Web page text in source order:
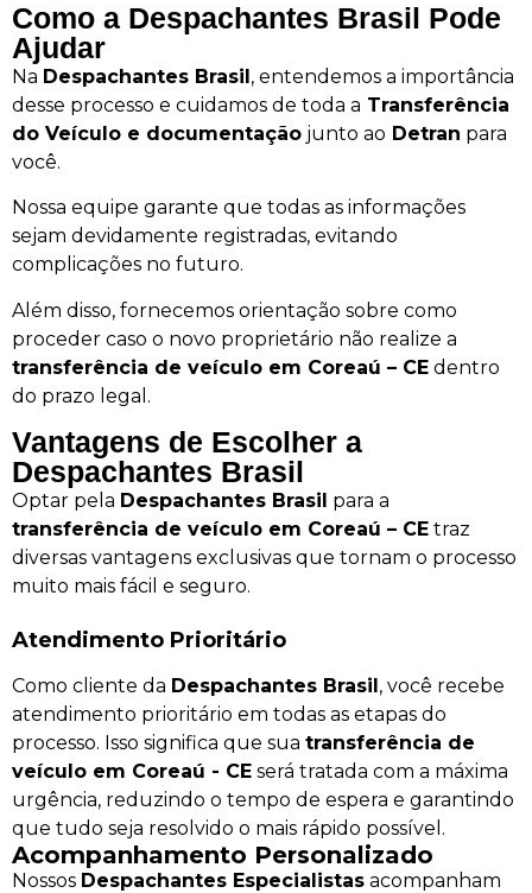
Como a Despachantes Brasil Pode
Ajudar
Na Despachantes Brasil, entendemos a importância
desse processo e cuidamos de toda a Transferência
do Veículo e documentação junto ao Detran para
você.
Nossa equipe garante que todas as informações
sejam devidamente registradas, evitando
complicações no futuro.
Além disso, fornecemos orientação sobre como
proceder caso o novo proprietário não realize a
transferência de veículo em Coreaú – CE dentro
do prazo legal.
Vantagens de Escolher a
Despachantes Brasil
Optar pela Despachantes Brasil para a
transferência de veículo em Coreaú – CE traz
diversas vantagens exclusivas que tornam o processo
muito mais fácil e seguro.
Atendimento Prioritário
Como cliente da Despachantes Brasil, você recebe
atendimento prioritário em todas as etapas do
processo. Isso significa que sua transferência de
veículo em Coreaú - CE será tratada com a máxima
urgência, reduzindo o tempo de espera e garantindo
que tudo seja resolvido o mais rápido possível.
Acompanhamento Personalizado
Nossos Despachantes Especialistas acompanham